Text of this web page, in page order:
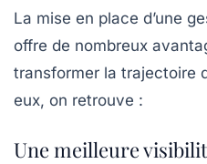
La mise en place d’une
offre de nombreux
transformer la trajectoire
eux, on retrouve :
Une meilleure